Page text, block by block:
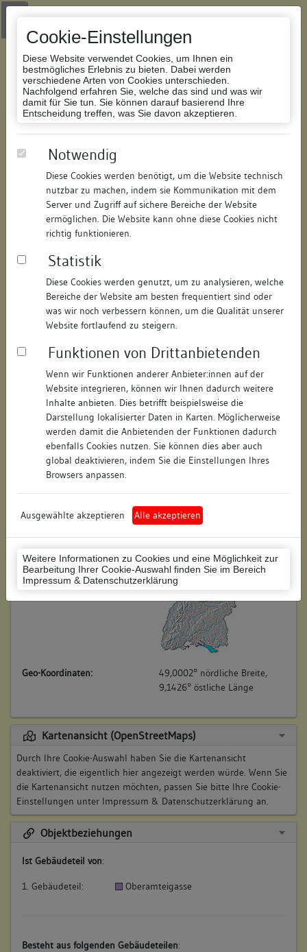
Cookie-Einstellungen
Diese Website verwendet Cookies, um Ihnen ein
bestmögliches Erlebnis zu bieten. Dabei werden
verschiedene Arten von Cookies unterschieden.
Nachfolgend erfahren Sie, welche das sind und was wir
damit für Sie tun. Sie können darauf basierend Ihre
Entscheidung treffen, was Sie davon akzeptieren.
Notwendig
Diese Cookies werden benötigt, um die Website technisch
nutzbar zu machen, indem sie Kommunikation mit dem
Server und Zugriff auf sichere Bereiche der Website
ermöglichen. Die Website kann ohne diese Cookies nicht
richtig funktionieren.
Statistik
Diese Cookies werden genutzt, um zu analysieren, welche
Bereiche der Website am besten frequentiert sind oder
was wir noch verbessern können, um die Qualität unserer
Website fortlaufend zu steigern.
Funktionen von Drittanbietenden
Wenn wir Funktionen anderer Anbieter:innen auf der
Website integrieren, können wir Ihnen dadurch weitere
Inhalte anbieten. Dies betrifft beispielsweise die
Darstellung lokalisierter Daten in Karten. Möglicherweise
werden damit die Anbietenden der Funktionen dadurch
ebenfalls Cookies nutzen. Sie können dies aber auch
global deaktivieren, indem Sie die Einstellungen Ihres
Browsers anpassen.
Ausgewählte akzeptieren Alle akzeptieren
Weitere Informationen zu Cookies und eine Möglichkeit zur
Bearbeitung Ihrer Cookie-Auswahl finden Sie im Bereich
Impressum & Datenschutzerklärung
Zur Navigation springen
Zum Inhalt der Website springen
Datenbank Bauforschung/Restaurierung
199079533317/Datum:04.05.2016
Datenbestand:
Bauforschung und Restaurierung
Als PDF herunterladen:
Objektdaten
Straße: Oberamteigasse
Hausnummer: 4
Postleitzahl: 74354
Stadt-Teilort: Besigheim
Regierungsbezirk: Stuttgart
Ludwigsburg (Landkreis)
Wohnplatzschlüssel: 8118007001
Flurstücknummer: keine
Historischer Straßenname: keiner
Lage des Wohnplatzes:
Geo-Koordinaten:
49,0002° nördliche Breite,
9,1426° östliche Länge
Kartenansicht (OpenStreetMaps)
Durch Ihre Cookie-Auswahl haben Sie die Kartenansicht
deaktiviert, die eigentlich hier angezeigt werden würde. Wenn Sie
die Kartenansicht nutzen möchten, passen Sie bitte Ihre Cookie-
Einstellungen unter Impressum & Datenschutzerklärung an.
Objektbeziehungen
Ist Gebäudeteil von:
1. Gebäudeteil: Oberamteigasse
Besteht aus folgenden Gebäudeteilen: